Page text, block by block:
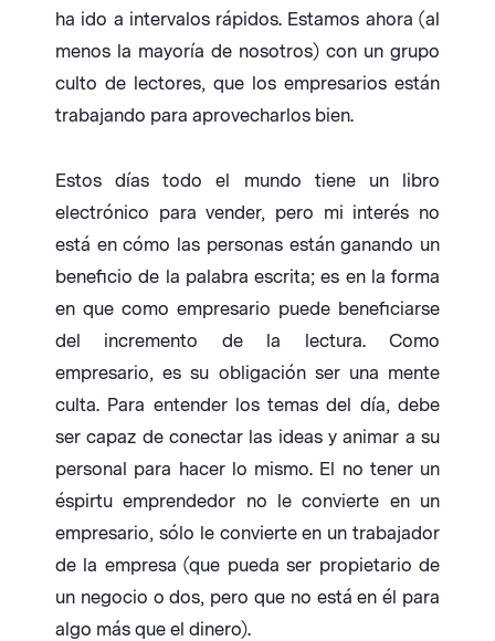
ha ido a intervalos rápidos. Estamos ahora (al
menos la mayoría de nosotros) con un grupo
culto de lectores, que los empresarios están
trabajando para aprovecharlos bien.
Estos días todo el mundo tiene un libro
electrónico para vender, pero mi interés no
está en cómo las personas están ganando un
beneficio de la palabra escrita; es en la forma
en que como empresario puede beneficiarse
del incremento de la lectura. Como
empresario, es su obligación ser una mente
culta. Para entender los temas del día, debe
ser capaz de conectar las ideas y animar a su
personal para hacer lo mismo. El no tener un
éspirtu emprendedor no le convierte en un
empresario, sólo le convierte en un trabajador
de la empresa (que pueda ser propietario de
un negocio o dos, pero que no está en él para
algo más que el dinero).